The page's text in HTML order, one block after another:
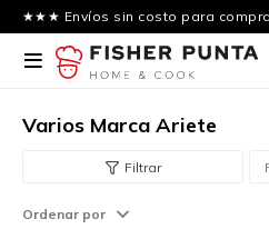
★★★ Envíos sin costo para

Varios Marca Ariete
Ordenar por